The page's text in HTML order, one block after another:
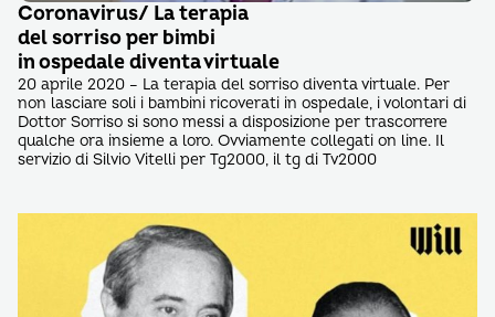
Coronavirus/ La terapia
del sorriso per bimbi
in ospedale diventa virtuale
20 aprile 2020 – La terapia del sorriso diventa virtuale. Per
non lasciare soli i bambini ricoverati in ospedale, i volontari di
Dottor Sorriso si sono messi a disposizione per trascorrere
qualche ora insieme a loro. Ovviamente collegati on line. Il
servizio di Silvio Vitelli per Tg2000, il tg di Tv2000